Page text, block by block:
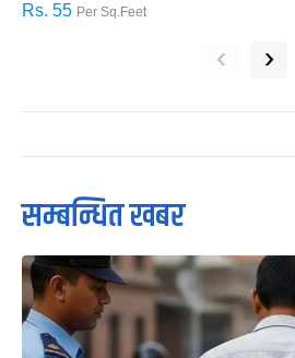
Rs. 55 Per Sq.Feet
‹ ›
सम्बन्धित खबर